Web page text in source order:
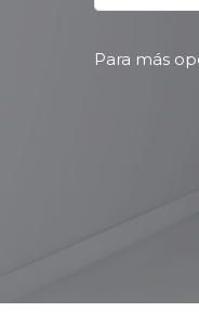
Para más